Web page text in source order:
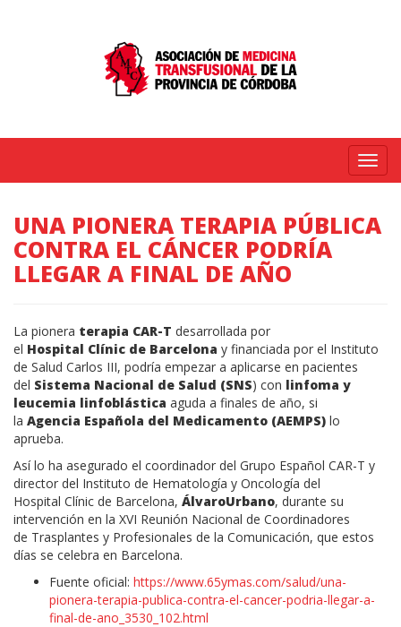
Menú
UNA PIONERA TERAPIA PÚBLICA
CONTRA EL CÁNCER PODRÍA
LLEGAR A FINAL DE AÑO
La pionera terapia CAR-T desarrollada por
el Hospital Clínic de Barcelona y financiada por el Instituto
de Salud Carlos III, podría empezar a aplicarse en pacientes
del Sistema Nacional de Salud (SNS) con linfoma y
leucemia linfoblástica aguda a finales de año, si
la Agencia Española del Medicamento (AEMPS) lo
aprueba.
Así lo ha asegurado el coordinador del Grupo Español CAR-T y
director del Instituto de Hematología y Oncología del
Hospital Clínic de Barcelona, ÁlvaroUrbano, durante su
intervención en la XVI Reunión Nacional de Coordinadores
de Trasplantes y Profesionales de la Comunicación, que estos
días se celebra en Barcelona.
Fuente oficial: https://www.65ymas.com/salud/una-
pionera-terapia-publica-contra-el-cancer-podria-llegar-a-
final-de-ano_3530_102.html